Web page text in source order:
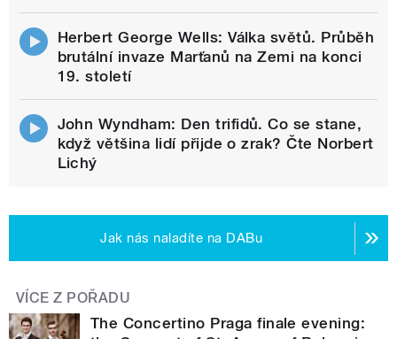
Herbert George Wells: Válka světů. Průběh
brutální invaze Marťanů na Zemi na konci
19. století
John Wyndham: Den trifidů. Co se stane,
když většina lidí přijde o zrak? Čte Norbert
Lichý
Jak nás naladíte na DABu
VÍCE Z POŘADU
The Concertino Praga finale evening: